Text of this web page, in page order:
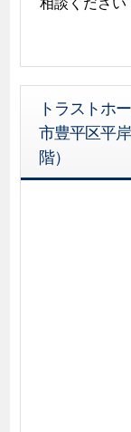
トラストホ
市豊平区平
階）